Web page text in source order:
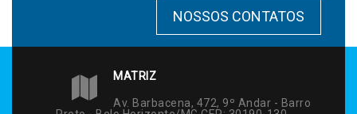
NOSSOS CONTATOS
MATRIZ
Av. Barbacena, 472, 9º Andar - Barro